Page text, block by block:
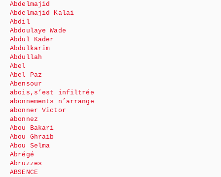
Abdelmajid
Abdelmajid Kalai
Abdil
Abdoulaye Wade
Abdul Kader
Abdulkarim
Abdullah
Abel
Abel Paz
Abensour
abois,s’est infiltrée
abonnements n’arrange
abonner Victor
abonnez
Abou Bakari
Abou Ghraib
Abou Selma
Abrégé
Abruzzes
ABSENCE